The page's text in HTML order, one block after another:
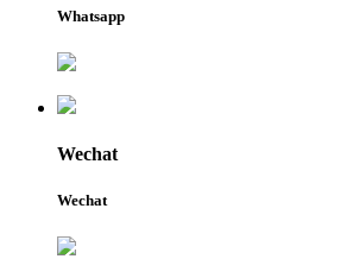
Whatsapp
Wechat
Wechat